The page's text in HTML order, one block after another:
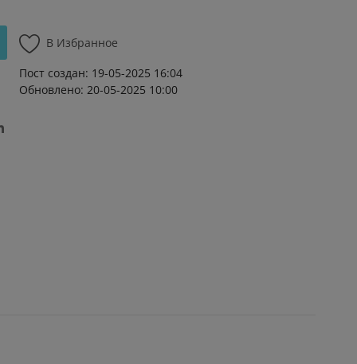
В Избранное
Пост создан: 19-05-2025 16:04
Обновлено: 20-05-2025 10:00